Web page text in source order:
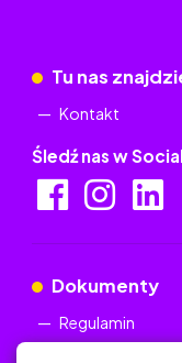
Tu nas
Kontakt
Śledź nas w
Dokumenty
Regulamin